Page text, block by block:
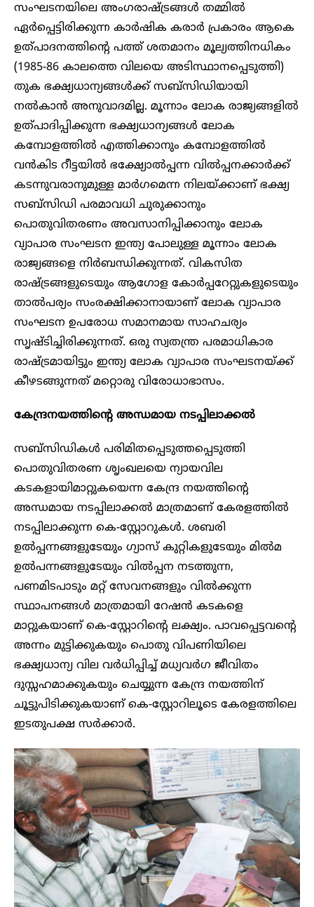
സംഘടനയിലെ അംഗരാഷ്ട്രങ്ങൾ തമ്മിൽ
ഏർപ്പെട്ടിരിക്കുന്ന കാർഷിക കരാർ പ്രകാരം ആകെ
ഉത്പാദനത്തിന്റെ പത്ത് ശതമാനം മൂല്യത്തിനധികം
(1985-86 കാലത്തെ വിലയെ അടിസ്ഥാനപ്പെടുത്തി)
തുക ഭക്ഷ്യധാന്യങ്ങൾക്ക് സബ്സിഡിയായി
നൽകാൻ അനുവാദമില്ല. മൂന്നാം ലോക രാജ്യങ്ങളിൽ
ഉത്പാദിപ്പിക്കുന്ന ഭക്ഷ്യധാന്യങ്ങൾ ലോക
കമ്പോളത്തിൽ എത്തിക്കാനും കമ്പോളത്തിൽ
വൻകിട റീട്ടയിൽ ഭക്ഷ്യോൽപ്പന്ന വിൽപ്പനക്കാർക്ക്
കടന്നുവരാനുമുള്ള മാർഗമെന്ന നിലയ്ക്കാണ് ഭക്ഷ്യ
സബ്സിഡി പരമാവധി ചുരുക്കാനും
പൊതുവിതരണം അവസാനിപ്പിക്കാനും ലോക
വ്യാപാര സംഘടന ഇന്ത്യ പോലുള്ള മൂന്നാം ലോക
രാജ്യങ്ങളെ നിർബന്ധിക്കുന്നത്. വികസിത
രാഷ്ട്രങ്ങളുടെയും ആഗോള കോർപ്പറേറ്റുകളുടെയും
താൽപര്യം സംരക്ഷിക്കാനായാണ് ലോക വ്യാപാര
സംഘടന ഉപരോധ സമാനമായ സാഹചര്യം
സൃഷ്ടിച്ചിരിക്കുന്നത്. ഒരു സ്വതന്ത്ര പരമാധികാര
രാഷ്ട്രമായിട്ടും ഇന്ത്യ ലോക വ്യാപാര സംഘടനയ്ക്ക്
കീഴടങ്ങുന്നത് മറ്റൊരു വിരോധാഭാസം.
കേന്ദ്രനയത്തിന്റെ അന്ധമായ നടപ്പിലാക്കൽ
സബ്സിഡികൾ പരിമിതപ്പെടുത്തപ്പെടുത്തി
പൊതുവിതരണ ശൃംഖലയെ ന്യായവില
കടകളായിമാറ്റുകയെന്ന കേന്ദ്ര നയത്തിന്റെ
അന്ധമായ നടപ്പിലാക്കൽ മാത്രമാണ് കേരളത്തിൽ
നടപ്പിലാക്കുന്ന കെ-സ്റ്റോറുകൾ. ശബരി
ഉൽപ്പന്നങ്ങളുടേയും ഗ്യാസ് കുറ്റികളുടേയും മിൽമ
ഉൽപന്നങ്ങളുടേയും വിൽപ്പന നടത്തുന്ന,
പണമിടപാടും മറ്റ് സേവനങ്ങളും വിൽക്കുന്ന
സ്ഥാപനങ്ങൾ മാത്രമായി റേഷൻ കടകളെ
മാറ്റുകയാണ് കെ-സ്റ്റോറിന്റെ ലക്ഷ്യം. പാവപ്പെട്ടവന്റെ
അന്നം മുട്ടിക്കുകയും പൊതു വിപണിയിലെ
ഭക്ഷ്യധാന്യ വില വർധിപ്പിച്ച് മധ്യവർഗ ജീവിതം
ദുസ്സഹമാക്കുകയും ചെയ്യുന്ന കേന്ദ്ര നയത്തിന്
ചൂട്ടുപിടിക്കുകയാണ് കെ-സ്റ്റോറിലൂടെ കേരളത്തിലെ
ഇടതുപക്ഷ സർക്കാർ.